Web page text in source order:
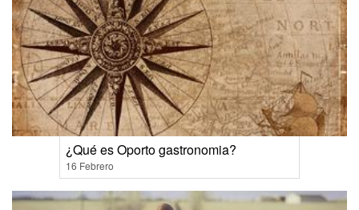
¿Qué es Oporto gastronomia?
16 Febrero